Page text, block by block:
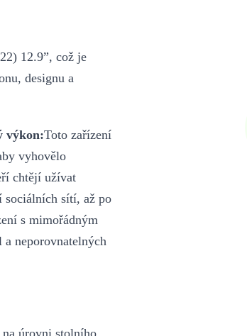
12.9”, což je
designu a
výkon:Toto zařízení
vyhovělo
chtějí užívat
sociálních sítí, až po
s mimořádným
neporovnatelných